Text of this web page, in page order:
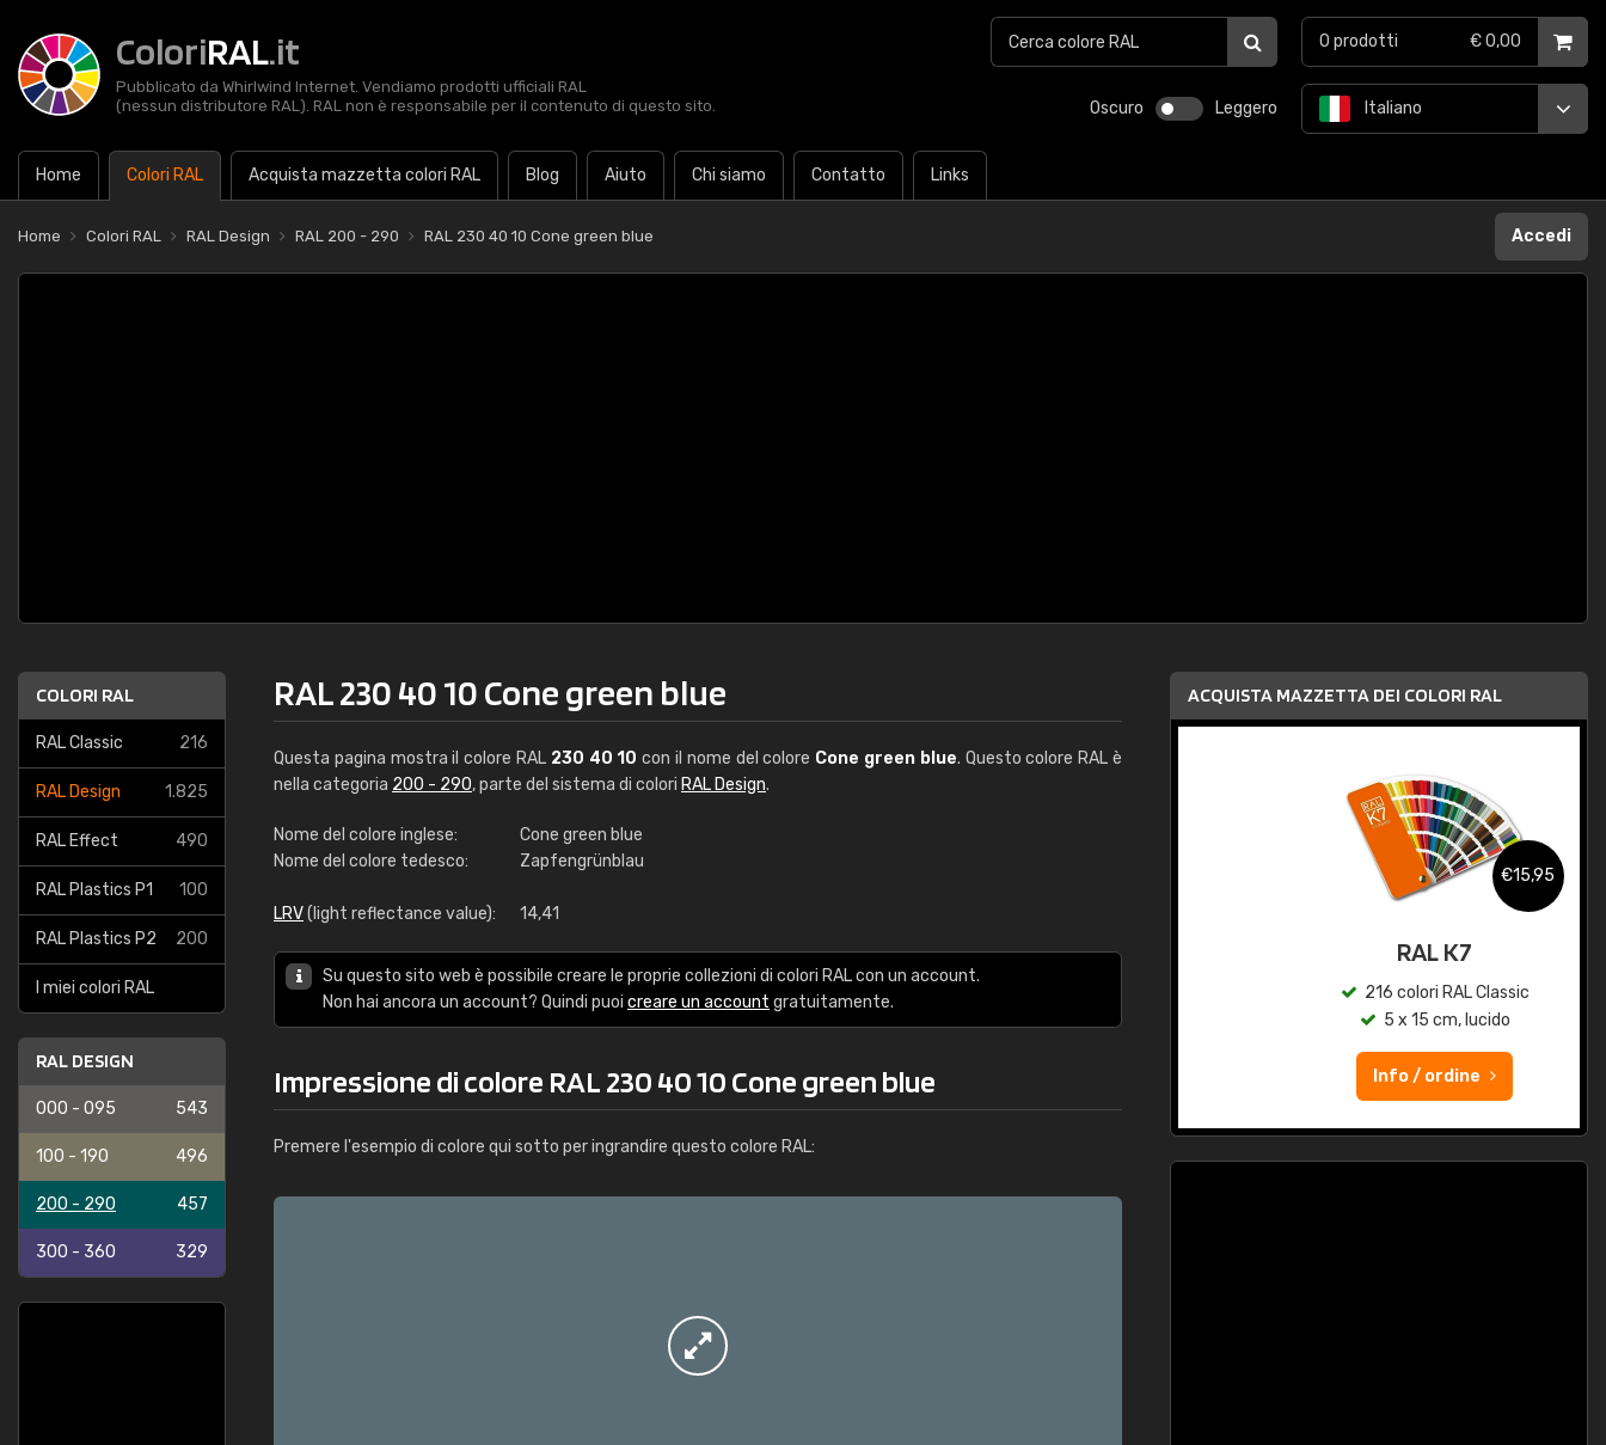
ColoriRAL.it
Pubblicato da Whirlwind Internet. Vendiamo prodotti ufficiali RAL
(nessun distributore RAL). RAL non è responsabile per il contenuto di questo sito.
Oscuro Leggero
Home Colori RAL Acquista mazzetta colori RAL Blog Aiuto Chi siamo Contatto Links
Italiano
0 prodotti € 0,00
Home Colori RAL RAL Design RAL 200 - 290 RAL 230 40 10 Cone green blue Accedi
COLORI RAL
RAL Classic 216
RAL Design 1.825
RAL Effect 490
RAL Plastics P1 100
RAL Plastics P2 200
I miei colori RAL
RAL DESIGN
000 - 095 543
100 - 190 496
200 - 290 457
300 - 360 329
RAL 230 40 10 Cone green blue
Questa pagina mostra il colore RAL 230 40 10 con il nome del colore Cone green blue. Questo colore RAL è
nella categoria 200 - 290, parte del sistema di colori RAL Design.
Nome del colore inglese:
Cone green blue
Nome del colore tedesco:
Zapfengrünblau
LRV(light reflectance value): 14,41
Su questo sito web è possibile creare le proprie collezioni di colori RAL con un account.
Non hai ancora un account? Quindi puoi creare un account gratuitamente.
Impressione di colore RAL 230 40 10 Cone green blue
Premere l'esempio di colore qui sotto per ingrandire questo colore RAL:
ACQUISTA MAZZETTA DEI COLORI RAL
RAL K7 a base d'acqua
Info / ordine
€15,95
RAL K7
216 colori RAL Classic
5 x 15 cm, lucido
Info / ordine